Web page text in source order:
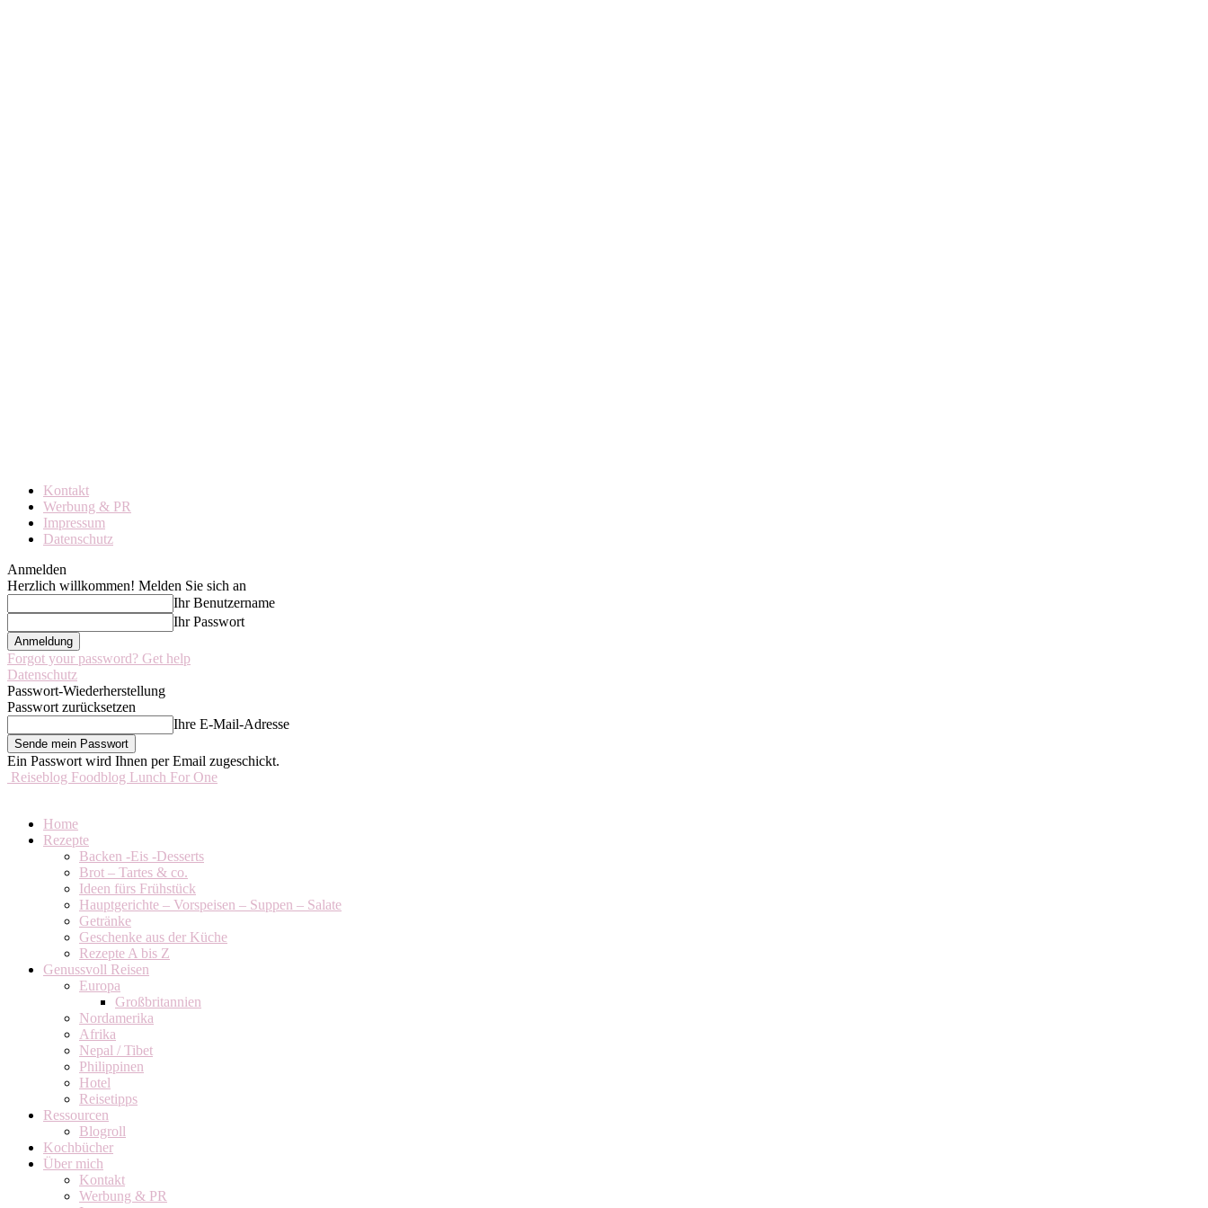
Kontakt
Werbung & PR
Impressum
Datenschutz
Anmelden
Herzlich willkommen! Melden Sie sich an
Ihr Benutzername
Ihr Passwort
Forgot your password? Get help
Datenschutz
Passwort-Wiederherstellung
Passwort zurücksetzen
Ihre E-Mail-Adresse
Ein Passwort wird Ihnen per Email zugeschickt.
Reiseblog Foodblog Lunch For One
Home
Rezepte
Backen -Eis -Desserts
Brot – Tartes & co.
Ideen fürs Frühstück
Hauptgerichte – Vorspeisen – Suppen – Salate
Getränke
Geschenke aus der Küche
Rezepte A bis Z
Genussvoll Reisen
Europa
Großbritannien
Nordamerika
Afrika
Nepal / Tibet
Philippinen
Hotel
Reisetipps
Ressourcen
Blogroll
Kochbücher
Über mich
Kontakt
Werbung & PR